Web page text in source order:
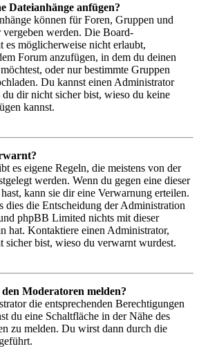
Dateianhänge anfügen?
können für Foren, Gruppen und
vergeben werden. Die Board-
es möglicherweise nicht erlaubt,
Forum anzufügen, in dem du deinen
oder nur bestimmte Gruppen
Du kannst einen Administrator
dir nicht sicher bist, wieso du keine
kannst.
es eigene Regeln, die meistens von der
werden. Wenn du gegen eine dieser
kann sie dir eine Verwarnung erteilen.
dies die Entscheidung der Administration
phpBB Limited nichts mit dieser
hat. Kontaktiere einen Administrator,
sicher bist, wieso du verwarnt wurdest.
Moderatoren melden?
die entsprechenden Berechtigungen
du eine Schaltfläche in der Nähe des
zu melden. Du wirst dann durch die